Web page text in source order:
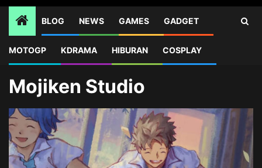
BLOG NEWS GAMES GADGET
MOTOGP KDRAMA HIBURAN COSPLAY
Home Blog Mojiken Studio
Mojiken Studio